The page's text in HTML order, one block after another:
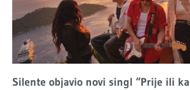
Silente objavio novi singl “Prije ili